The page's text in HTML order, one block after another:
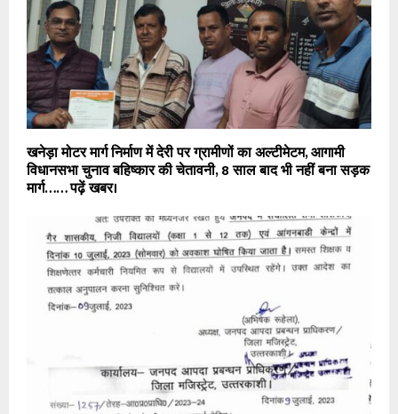
खनेड़ा मोटर मार्ग निर्माण में देरी पर ग्रामीणों का अल्टीमेटम, आगामी
विधानसभा चुनाव बहिष्कार की चेतावनी, 8 साल बाद भी नहीं बना सड़क
मार्ग…… पढ़ें खबर।